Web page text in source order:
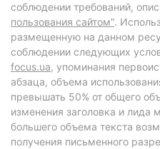
соблюдении требований,
пользования сайтом".
размещенную на данном
соблюдении следующих
focus.ua, упоминания
абзаца, объема
превышать 50% от общего
изменения заголовка и лида
большего объема текста
получения письменного